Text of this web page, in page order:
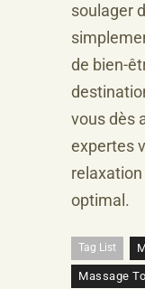
soulager
de bien-
vous dès
expertes
optimal.
Tag List
Massage